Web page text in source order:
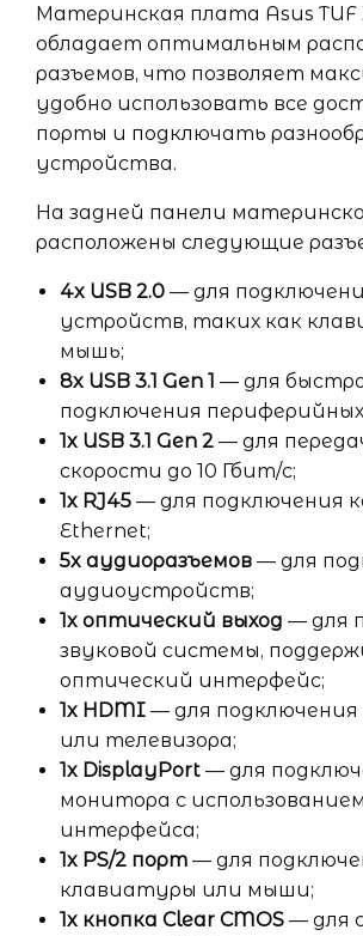
Материнская плата Asus TUF
обладает оптимальным
разъемов, что позволяет
удобно использовать все
порты и подключать
устройства.
На задней панели
расположены следующие
4x USB 2.0 — для
устройств, таких как
мышь;
8x USB 3.1 Gen 1 — для
подключения
1x USB 3.1 Gen 2 — для
скорости до 10 Гбит/с;
1x RJ45 — для подключения
Ethernet;
5x аудиоразъемов — для
аудиоустройств;
1x оптический выход — для
звуковой системы,
оптический интерфейс;
1x HDMI — для
или телевизора;
1x DisplayPort — для
монитора с
интерфейса;
1x PS/2 порт — для
клавиатуры или мыши;
1x кнопка Clear CMOS — для